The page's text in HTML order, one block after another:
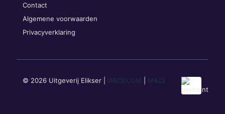
Contact
Algemene voorwaarden
Privacyverklaring
© 2026 Uitgeverij Elikser | WEDECOM MAZE